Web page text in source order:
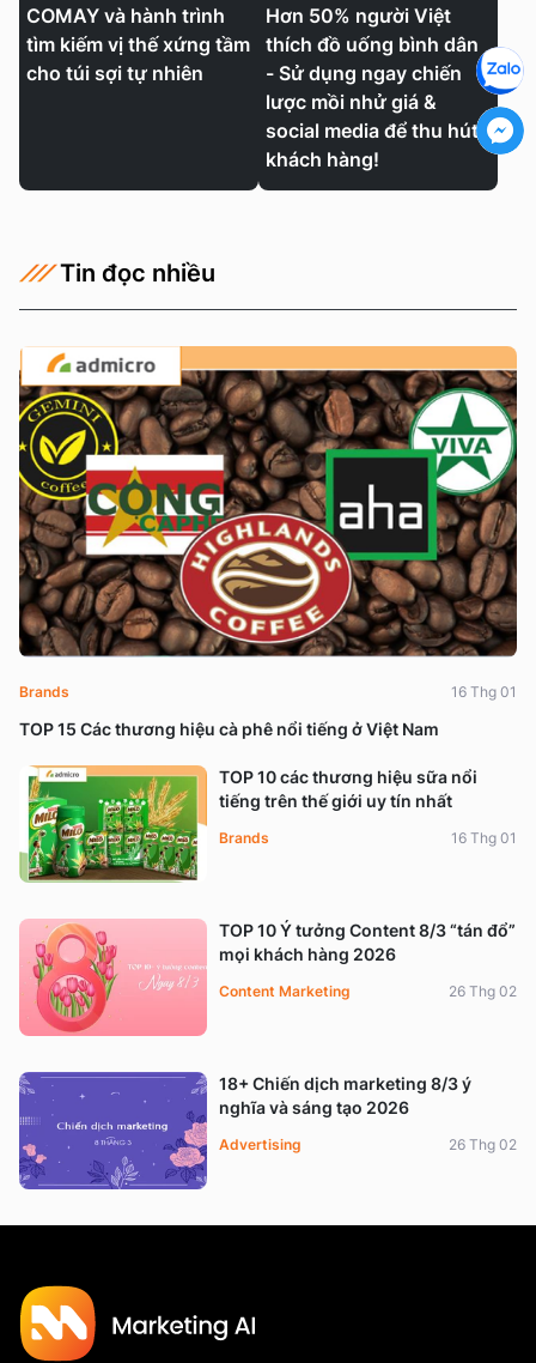
COMAY và hành trình
tìm kiếm vị thế xứng tầm
cho túi sợi tự nhiên
Hơn 50% người Việt
thích đồ uống bình dân
- Sử dụng ngay chiến
lược mồi nhử giá &
social media để thu hút
khách hàng!
Tin đọc nhiều
TOP 15 Các thương hiệu cà phê nổi tiếng ở Việt Nam
Brands 16 Thg 01
TOP 10 các thương hiệu sữa nổi
tiếng trên thế giới uy tín nhất
Brands 16 Thg 01
TOP 10 Ý tưởng Content 8/3 “tán đổ”
mọi khách hàng 2026
Content Marketing 26 Thg 02
18+ Chiến dịch marketing 8/3 ý
nghĩa và sáng tạo 2026
Advertising 26 Thg 02